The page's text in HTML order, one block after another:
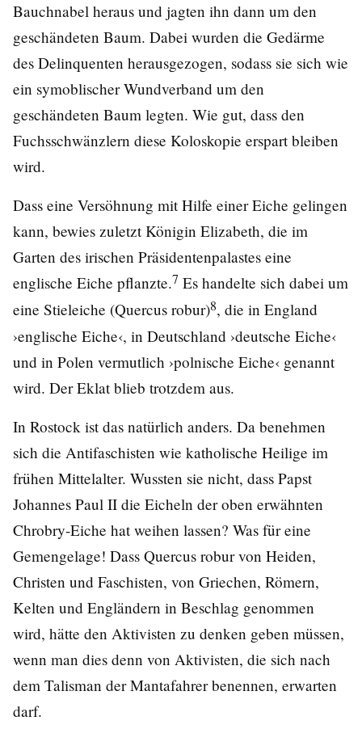
Bauchnabel heraus und jagten ihn dann um den
geschändeten Baum. Dabei wurden die Gedärme
des Delinquenten herausgezogen, sodass sie sich wie
ein symoblischer Wundverband um den
geschändeten Baum legten. Wie gut, dass den
Fuchsschwänzlern diese Koloskopie erspart bleiben
wird.
Dass eine Versöhnung mit Hilfe einer Eiche gelingen
kann, bewies zuletzt Königin Elizabeth, die im
Garten des irischen Präsidentenpalastes eine
englische Eiche pflanzte.7 Es handelte sich dabei um
eine Stieleiche (Quercus robur)8, die in England
›englische Eiche‹, in Deutschland ›deutsche Eiche‹
und in Polen vermutlich ›polnische Eiche‹ genannt
wird. Der Eklat blieb trotzdem aus.
In Rostock ist das natürlich anders. Da benehmen
sich die Antifaschisten wie katholische Heilige im
frühen Mittelalter. Wussten sie nicht, dass Papst
Johannes Paul II die Eicheln der oben erwähnten
Chrobry-Eiche hat weihen lassen? Was für eine
Gemengelage! Dass Quercus robur von Heiden,
Christen und Faschisten, von Griechen, Römern,
Kelten und Engländern in Beschlag genommen
wird, hätte den Aktivisten zu denken geben müssen,
wenn man dies denn von Aktivisten, die sich nach
dem Talisman der Mantafahrer benennen, erwarten
darf.